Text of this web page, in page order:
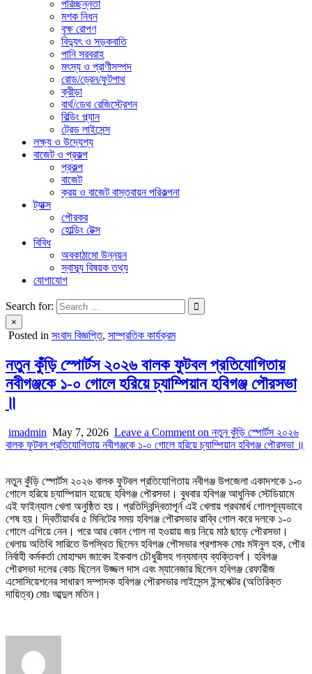
পরিচ্ছন্নতা
মশক নিধন
বৃক্ষ রোপণ
বিদ্যুৎ ও সড়কবাতি
পানি সরবরাহ
মৎস্য ও প্রাণীসম্পদ
রোড/ড্রেন/ফুটপাথ
ক্রীড়া
বার্থ/ডেথ রেজিস্ট্রেশন
বিল্ডিং প্ল্যান
ট্রেড লাইসেন্স
লক্ষ্য ও উদ্যেশ্য
বাজেট ও প্রকল্প
প্রকল্প
বাজেট
ক্রয় ও বাজেট বাস্তবায়ন পরিকল্পনা
ট্যাক্স
পৌরকর
হোল্ডিং টেক্স
বিবিধ
অবকাঠামো উন্নয়ন
স্বাস্ব্য বিষয়ক তথ্য
যোগাযোগ
Search for:
×
Posted in সংবাদ বিজ্ঞপ্তি, সাম্প্রতিক কার্যক্রম
নতুন কুঁড়ি স্পোর্টস ২০২৬ বালক ফুটবল প্রতিযোগিতায়
নবীগঞ্জকে ১-০ গোলে হরিয়ে চ্যাম্পিয়ান হবিগঞ্জ পৌরসভা
॥
imadmin May 7, 2026 Leave a Comment on নতুন কুঁড়ি স্পোর্টস ২০২৬
বালক ফুটবল প্রতিযোগিতায় নবীগঞ্জকে ১-০ গোলে হরিয়ে চ্যাম্পিয়ান হবিগঞ্জ পৌরসভা ॥
নতুন কুঁড়ি স্পোর্টস ২০২৬ বালক ফুটবল প্রতিযোগিতায় নবীগঞ্জ উপজেলা একাদশকে ১-০
গোলে হরিয়ে চ্যাম্পিয়ান হয়েছে হবিগঞ্জ পৌরসভা। বুধবার হবিগঞ্জ আধুনিক স্টেডিয়ামে
এই ফাইন্যাল খেলা অনুষ্ঠিত হয়। প্রতিদ্বিন্দ্বিতাপূর্ন এই খেলায় প্রথমার্ধ গোলশূন্যভাবে
শেষ হয়। দ্বিতীয়ার্থর ৫ মিনিটের সময় হবিগঞ্জ পৌরসভার রাব্বি গোল করে দলকে ১-০
গোলে এগিয়ে নেন। পরে আর কোন গোল না হওয়ায় জয় নিয়ে মাঠ ছাড়ে পৌরসভা।
খেলায় অতিথি সারিতে উপস্থিত ছিলেন হবিগঞ্জ পৌসভার প্রশাসক মোঃ মঈনুল হক, পৌর
নির্বাহী কর্মকর্তা মোহাম্মদ জাবেদ ইকবাল চৌধুরীসহ গন্যমান্য ব্যক্তিবর্গ। হবিগঞ্জ
পৌরসভা দলের কোচ ছিলেন উজ্জল দাস এবং ম্যানেজার ছিলেন হবিগঞ্জ রেফারীজ
এসোসিয়েশনের সাধারণ সম্পাদক হবিগঞ্জ পৌরসভার লাইসেন্স ইন্সপেক্টর (অতিরিক্ত
দায়িত্ব) মোঃ আব্দুল মতিন।